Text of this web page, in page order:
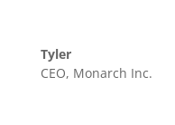
Tyler
CEO, Monarch Inc.